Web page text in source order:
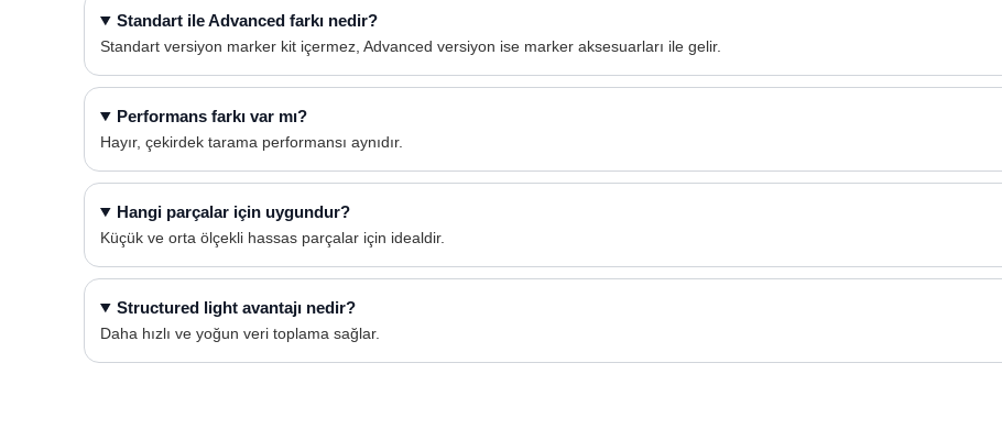
Standart ile Advanced farkı nedir?
Standart versiyon marker kit içermez, Advanced versiyon ise marker aksesuarları ile gelir.
Performans farkı var mı?
Hayır, çekirdek tarama performansı aynıdır.
Hangi parçalar için uygundur?
Küçük ve orta ölçekli hassas parçalar için idealdir.
Structured light avantajı nedir?
Daha hızlı ve yoğun veri toplama sağlar.